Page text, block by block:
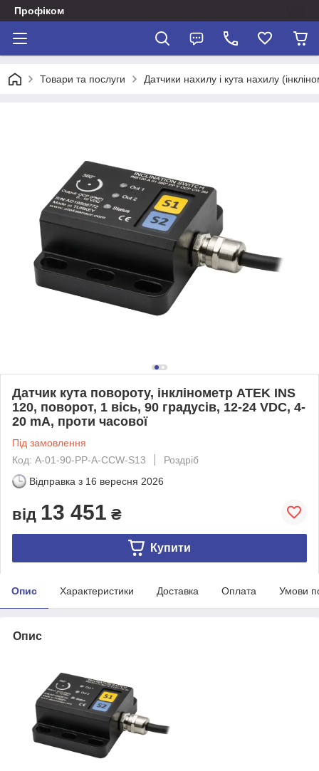
Профіком
Товари та послуги Датчики нахилу і кута нахилу
Датчик кута повороту, інклінометр ATEK ІNS
120, поворот, 1 вісь, 90 градусів, 12-24 VDC, 4-
20 mA, проти часової
Під замовлення
Код: A-01-90-PP-A-CCW-S13
Роздріб
Відправка з 16 вересня 2026
від 13 451 ₴
Купити
Опис Характеристики Доставка Оплата Умови
Опис